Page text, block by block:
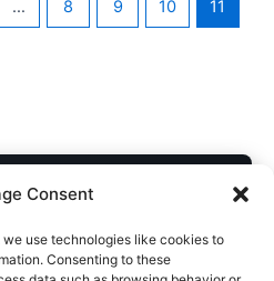
Consent
use technologies like cookies to
Consenting to these
… 8 9 10 11
AL AUTOR
desde cualquier dispositivo
ayuda con el archivo